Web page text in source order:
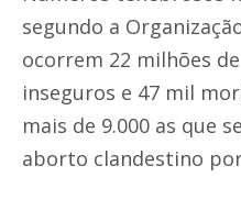
segundo a
ocorrem 22 milhões
inseguros e 47 mil
mais de 9.000 as que
aborto clandestino